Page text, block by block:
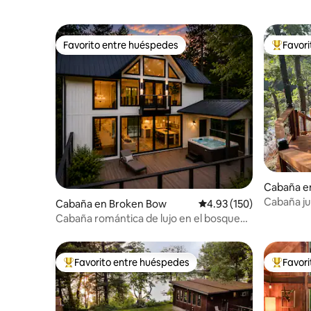
Favorito entre huéspedes
Favorito entre huéspedes
Cabaña en Broken Bow Calificación promedio:
4.93 (150)
Cabaña romántica de lujo en el bosque
Cabaña
Cabaña
Favorito entre huéspedes preferido
Favorito entre huéspedes